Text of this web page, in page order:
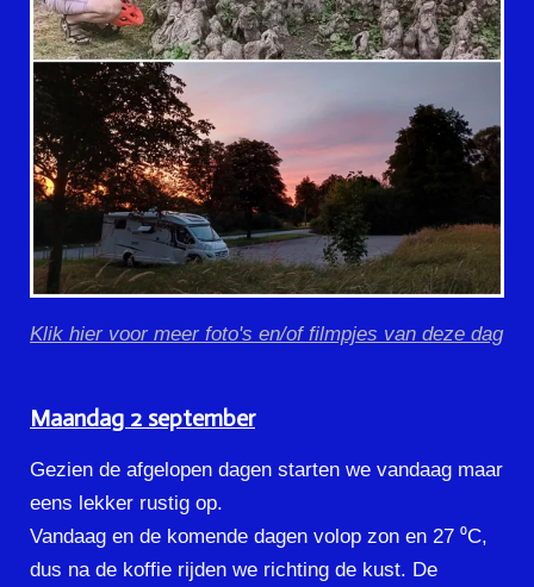
Klik hier voor meer foto's en/of filmpjes van deze dag
Maandag 2 september
Gezien de afgelopen dagen starten we vandaag maar
eens lekker rustig op.
Vandaag en de komende dagen volop zon en 27 ⁰C,
dus na de koffie rijden we richting de kust. De